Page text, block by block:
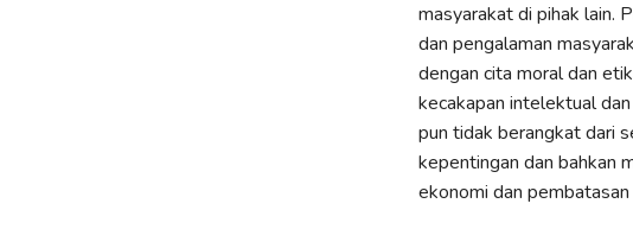
masyarakat di pihak lain.
dan pengalaman
dengan cita moral dan
kecakapan intelektual
pun tidak berangkat dari
kepentingan dan bahkan
ekonomi dan pembatasan